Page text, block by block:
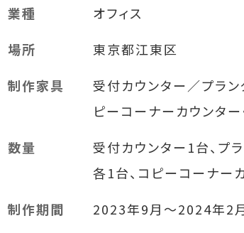
業種
オフィス
場所
東京都江東区
制作家具
受付カウンター／プラン
ピーコーナーカウンター
数量
受付カウンター1台、プ
各1台、コピーコーナー
制作期間
2023年9月～2024年2